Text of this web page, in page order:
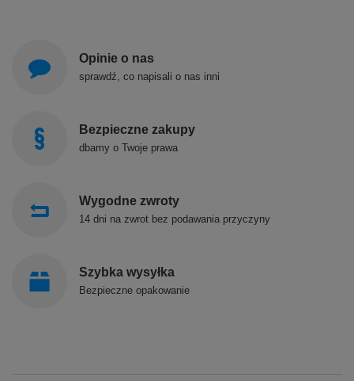
Opinie o nas
sprawdź, co napisali o nas inni
Bezpieczne zakupy
dbamy o Twoje prawa
Wygodne zwroty
14 dni na zwrot bez podawania przyczyny
Szybka wysyłka
Bezpieczne opakowanie